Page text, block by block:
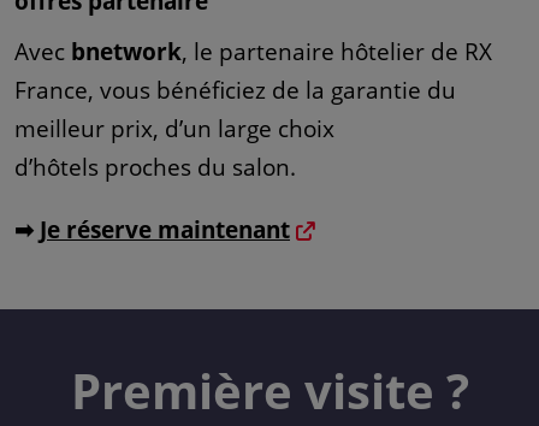
Avec bnetwork, le partenaire hôtelier de RX
France, vous bénéficiez de la garantie du
meilleur prix, d’un large choix
d’hôtels proches du salon.
➡ Je réserve maintenant
Première visite ?